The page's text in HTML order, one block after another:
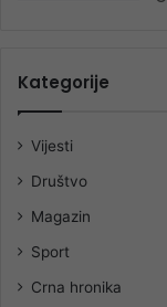
Kategorije
Vijesti
Društvo
Magazin
Sport
Crna hronika